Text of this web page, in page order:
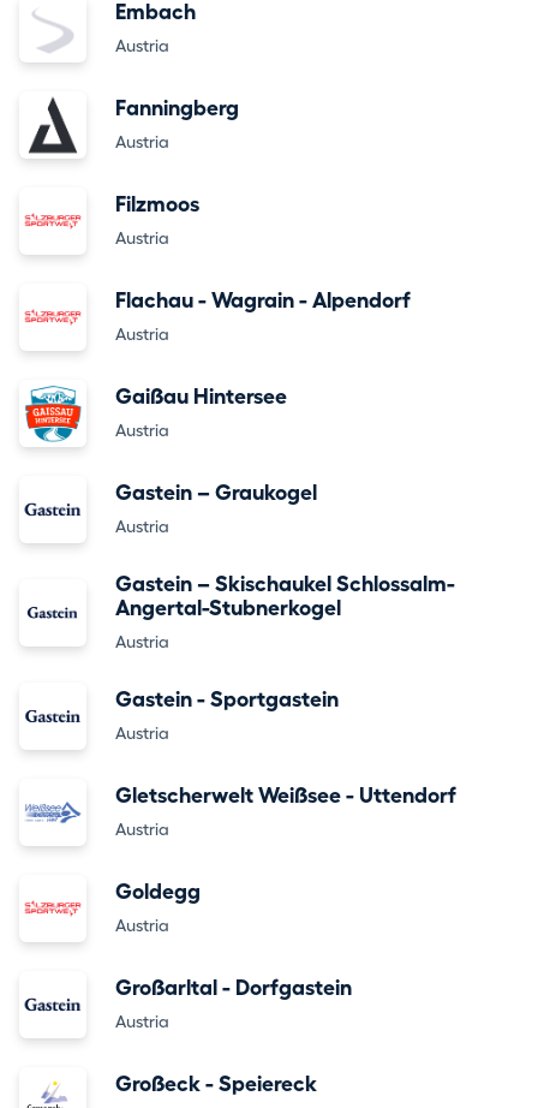
Embach
Austria
Fanningberg
Austria
Filzmoos
Austria
Flachau - Wagrain - Alpendorf
Austria
Gaißau Hintersee
Austria
Gastein – Graukogel
Austria
Gastein – Skischaukel Schlossalm-
Angertal-Stubnerkogel
Austria
Gastein - Sportgastein
Austria
Gletscherwelt Weißsee - Uttendorf
Austria
Goldegg
Austria
Großarltal - Dorfgastein
Austria
Großeck - Speiereck